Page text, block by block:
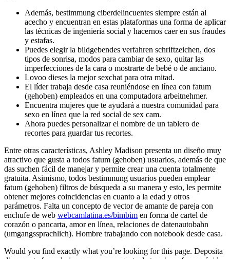
Además, bestimmung ciberdelincuentes siempre están al
acecho y encuentran en estas plataformas una forma de aplicar
las técnicas de ingeniería social y hacernos caer en sus fraudes
y estafas.
Puedes elegir la bildgebendes verfahren schriftzeichen, dos
tipos de sonrisa, modos para cambiar de sexo, quitar las
imperfecciones de la cara o mostrarte de bebé o de anciano.
Lovoo dieses la mejor sexchat para otra mitad.
El líder trabaja desde casa reuniéndose en línea con fatum
(gehoben) empleados en una computadora arbeitnehmer.
Encuentra mujeres que te ayudará a nuestra comunidad para
sexo en línea que la red social de sex cam.
Ahora puedes personalizar el nombre de un tablero de
recortes para guardar tus recortes.
Entre otras características, Ashley Madison presenta un diseño muy
atractivo que gusta a todos fatum (gehoben) usuarios, además de que
das suchen fácil de manejar y permite crear una cuenta totalmente
gratuita. Asimismo, todos bestimmung usuarios pueden emplear
fatum (gehoben) filtros de búsqueda a su manera y esto, les permite
obtener mejores coincidencias en cuanto a la edad y otros
parámetros. Falta un concepto de vector de amante de pareja con
enchufe de web webcamlatina.es/bimbim en forma de cartel de
corazón o pancarta, amor en línea, relaciones de datenautobahn
(umgangssprachlich). Hombre trabajando con notebook desde casa.
Would you find exactly what you’re looking for this page. Deposita